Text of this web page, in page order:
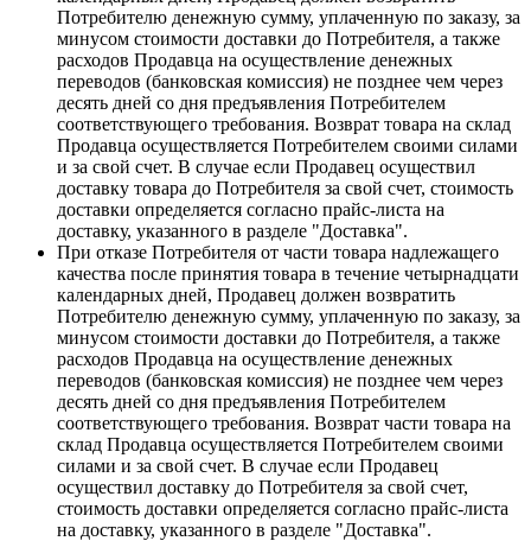
Потребителю денежную сумму, уплаченную по заказу, за
минусом стоимости доставки до Потребителя, а также
расходов Продавца на осуществление денежных
переводов (банковская комиссия) не позднее чем через
десять дней со дня предъявления Потребителем
соответствующего требования. Возврат товара на склад
Продавца осуществляется Потребителем своими силами
и за свой счет. В случае если Продавец осуществил
доставку товара до Потребителя за свой счет, стоимость
доставки определяется согласно прайс-листа на
доставку, указанного в разделе "Доставка".
При отказе Потребителя от части товара надлежащего
качества после принятия товара в течение четырнадцати
календарных дней, Продавец должен возвратить
Потребителю денежную сумму, уплаченную по заказу, за
минусом стоимости доставки до Потребителя, а также
расходов Продавца на осуществление денежных
переводов (банковская комиссия) не позднее чем через
десять дней со дня предъявления Потребителем
соответствующего требования. Возврат части товара на
склад Продавца осуществляется Потребителем своими
силами и за свой счет. В случае если Продавец
осуществил доставку до Потребителя за свой счет,
стоимость доставки определяется согласно прайс-листа
на доставку, указанного в разделе "Доставка".